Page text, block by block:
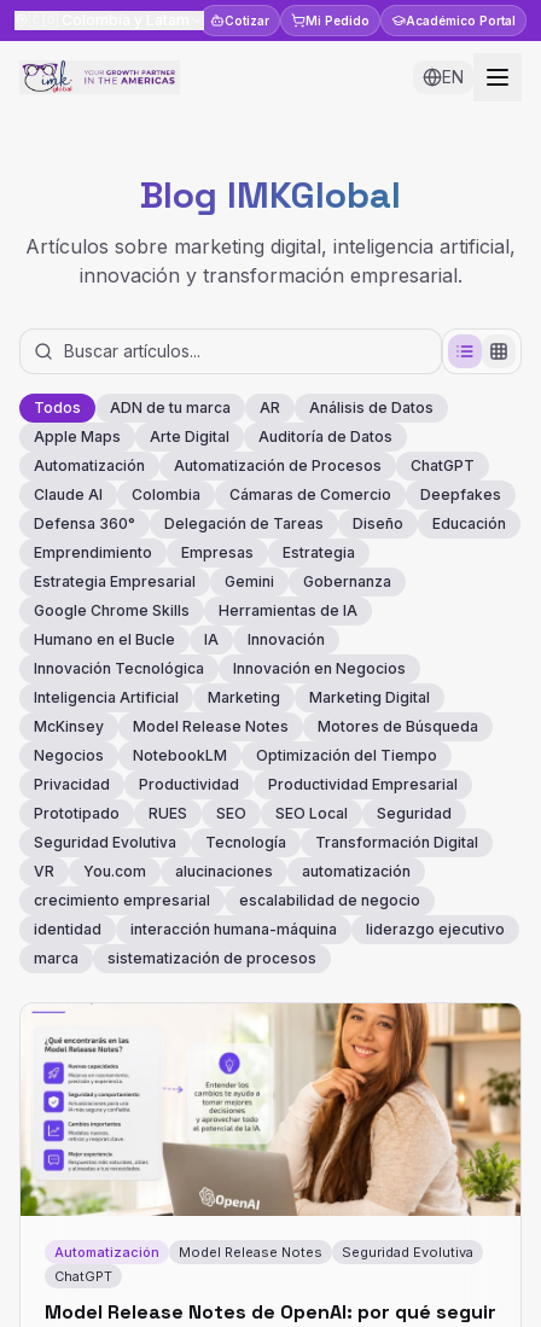
Cotizar Mi Pedido Académico Portal
EN
Blog IMKGlobal
Artículos sobre marketing digital, inteligencia artificial,
innovación y transformación empresarial.
Todos ADN de tu marca AR
Análisis de Datos
Apple Maps
Arte Digital
Auditoría de Datos
Automatización
Automatización de Procesos
ChatGPT
Claude AI
Colombia Cámaras de Comercio
Deepfakes
Defensa 360°
Delegación de Tareas Diseño
Educación
Emprendimiento
Empresas
Estrategia
Estrategia Empresarial
Gemini
Gobernanza
Google Chrome Skills
Herramientas de IA
Humano en el Bucle
IA
Innovación
Innovación Tecnológica
Innovación en Negocios
Inteligencia Artificial
Marketing
Marketing Digital
McKinsey
Model Release Notes
Motores de Búsqueda
Negocios
NotebookLM
Optimización del Tiempo
Privacidad
Productividad
Productividad Empresarial
Prototipado
RUES SEO SEO Local
Seguridad
Seguridad Evolutiva
Tecnología
Transformación Digital
VR
You.com alucinaciones
automatización
crecimiento empresarial
escalabilidad de negocio
identidad
interacción humana-máquina
liderazgo ejecutivo
marca
sistematización de procesos
Automatización Model Release Notes
Seguridad Evolutiva
ChatGPT
Model Release Notes de OpenAI: por qué seguir